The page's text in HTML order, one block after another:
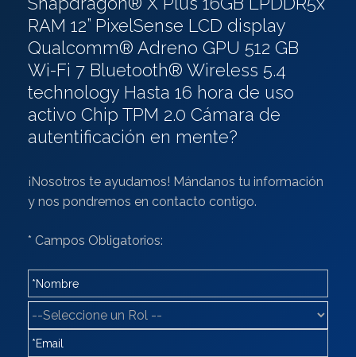
RAM 12” PixelSense LCD display
Qualcomm® Adreno GPU 512 GB
Wi-Fi 7 Bluetooth® Wireless 5.4
technology Hasta 16 hora de uso
activo Chip TPM 2.0 Cámara de
autentificación en mente?
¡Nosotros te ayudamos! Mándanos tu información
y nos pondremos en contacto contigo.
* Campos Obligatorios: